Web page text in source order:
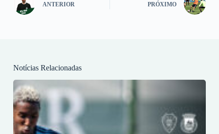
ANTERIOR PRÓXIMO
Notícias Relacionadas